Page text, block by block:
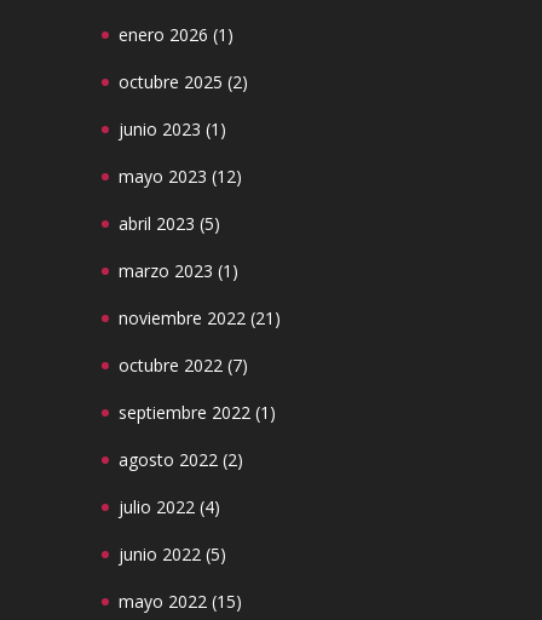
enero 2026 (1)
octubre 2025 (2)
junio 2023 (1)
mayo 2023 (12)
abril 2023 (5)
marzo 2023 (1)
noviembre 2022 (21)
octubre 2022 (7)
septiembre 2022 (1)
agosto 2022 (2)
julio 2022 (4)
junio 2022 (5)
mayo 2022 (15)